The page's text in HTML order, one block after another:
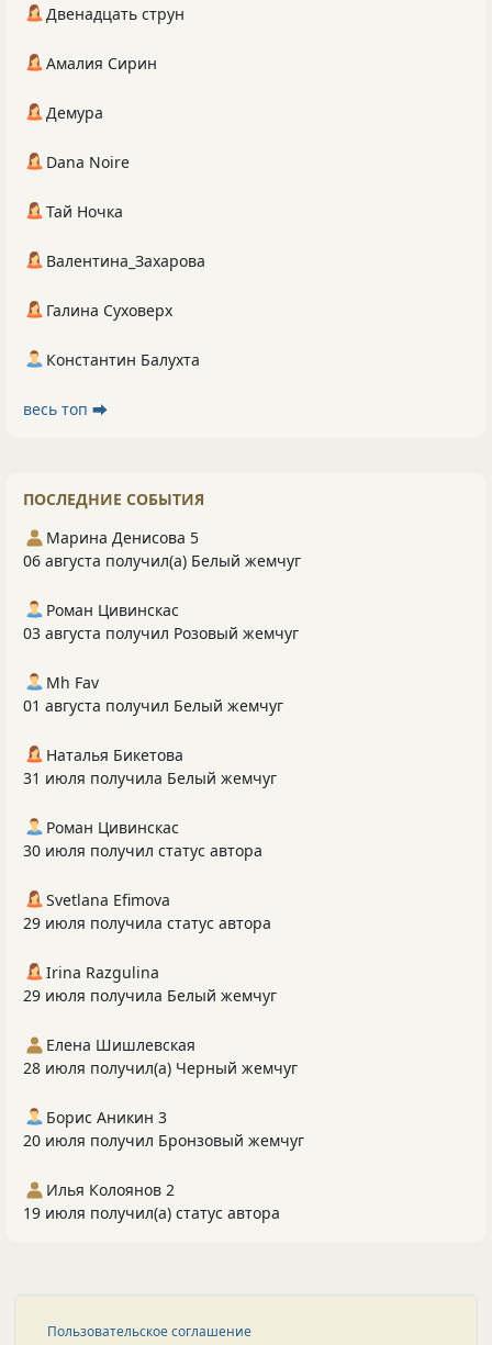
Двенадцать струн
Амалия Сирин
Демура
Dana Noire
Тай Ночка
Валентина_Захарова
Галина Суховерх
Константин Балухта
весь топ ⮕
ПОСЛЕДНИЕ СОБЫТИЯ
Марина Денисова 5
06 августа получил(а) Белый жемчуг
Роман Цивинскас
03 августа получил Розовый жемчуг
Mh Fav
01 августа получил Белый жемчуг
Наталья Бикетова
31 июля получила Белый жемчуг
Роман Цивинскас
30 июля получил статус автора
Svetlana Efimova
29 июля получила статус автора
Irina Razgulina
29 июля получила Белый жемчуг
Елена Шишлевская
28 июля получил(а) Черный жемчуг
Борис Аникин 3
20 июля получил Бронзовый жемчуг
Илья Колоянов 2
19 июля получил(а) статус автора
Пользовательское соглашение